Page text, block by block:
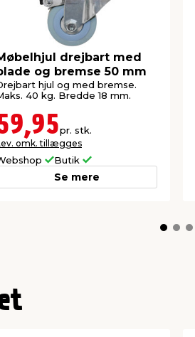
drejbart med
og bremse 50 mm
hjul og med bremse.
40 kg. Bredde 18 mm.
pr. stk.
omk. tillægges
Butik
Se mere